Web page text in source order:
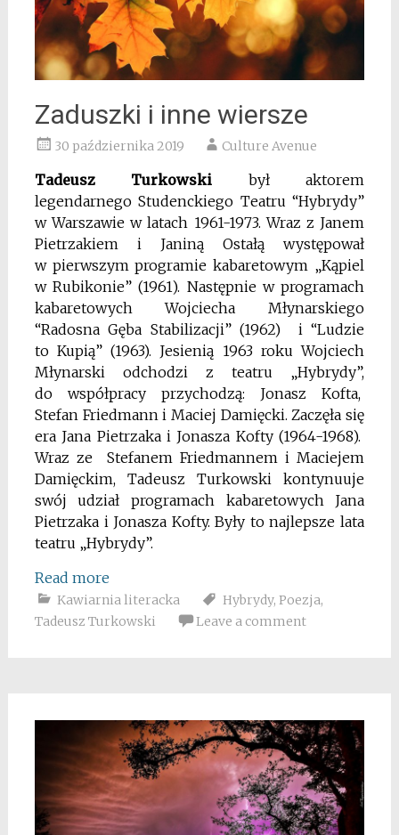
Zaduszki i inne wiersze
30 października 2019 Culture Avenue
Tadeusz Turkowski był aktorem
legendarnego Studenckiego Teatru “Hybrydy”
w Warszawie w latach 1961-1973. Wraz z Janem
Pietrzakiem i Janiną Ostałą występował
w pierwszym programie kabaretowym „Kąpiel
w Rubikonie” (1961). Następnie w programach
kabaretowych Wojciecha Młynarskiego
“Radosna Gęba Stabilizacji” (1962) i “Ludzie
to Kupią” (1963). Jesienią 1963 roku Wojciech
Młynarski odchodzi z teatru „Hybrydy”,
do współpracy przychodzą: Jonasz Kofta,
Stefan Friedmann i Maciej Damięcki. Zaczęła się
era Jana Pietrzaka i Jonasza Kofty (1964-1968).
Wraz ze Stefanem Friedmannem i Maciejem
Damięckim, Tadeusz Turkowski kontynuuje
swój udział programach kabaretowych Jana
Pietrzaka i Jonasza Kofty. Były to najlepsze lata
teatru „Hybrydy”.
Read more
Kawiarnia literacka Hybrydy, Poezja,
Tadeusz Turkowski
Leave a comment